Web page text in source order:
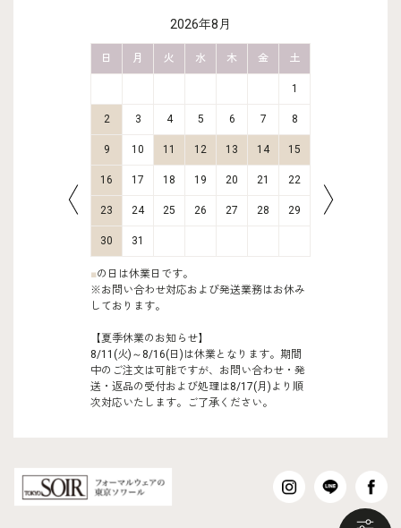
2026年8月
日 月 火 水 木 金 土
1
2 3 4 5 6 7 8
9 10 11 12 13 14 15
16 17 18 19 20 21 22
23 24 25 26 27 28 29
30 31
■の日は休業日です。
※お問い合わせ対応および発送業務はお休み
しております。
【夏季休業のお知らせ】
8/11(火)～8/16(日)は休業となります。期間
中のご注文は可能ですが、お問い合わせ・発
送・返品の受付および処理は8/17(月)より順
次対応いたします。ご了承ください。